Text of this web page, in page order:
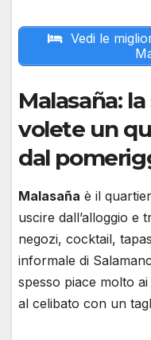
Vedi le
Malasaña:
volete un
dal
Malasaña è il
uscire dall’alloggio e
negozi, cocktail,
informale di
spesso piace molto
al celibato con un